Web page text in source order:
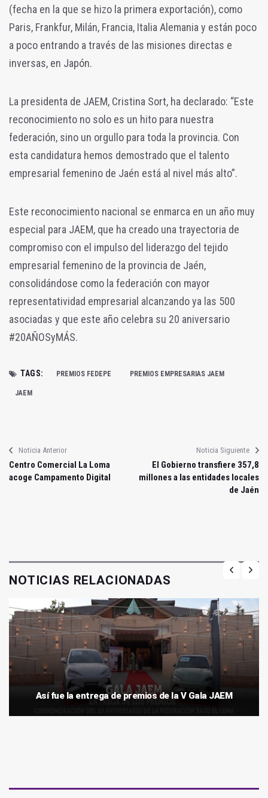
(fecha en la que se hizo la primera exportación), como
Paris, Frankfur, Milán, Francia, Italia Alemania y están poco
a poco entrando a través de las misiones directas e
inversas, en Japón.
La presidenta de JAEM, Cristina Sort, ha declarado: “Este
reconocimiento no solo es un hito para nuestra
federación, sino un orgullo para toda la provincia. Con
esta candidatura hemos demostrado que el talento
empresarial femenino de Jaén está al nivel más alto”.
Este reconocimiento nacional se enmarca en un año muy
especial para JAEM, que ha creado una trayectoria de
compromiso con el impulso del liderazgo del tejido
empresarial femenino de la provincia de Jaén,
consolidándose como la federación con mayor
representatividad empresarial alcanzando ya las 500
asociadas y que este año celebra su 20 aniversario
#20AÑOSyMÁS.
TAGS: PREMIOS FEDEPE PREMIOS EMPRESARIAS JAEM
JAEM
Noticia Anterior
Centro Comercial La Loma
acoge Campamento Digital
Noticia Siguiente
El Gobierno transfiere 357,8
millones a las entidades locales
de Jaén
NOTICIAS RELACIONADAS
Así fue la entrega de premios de la V Gala JAEM